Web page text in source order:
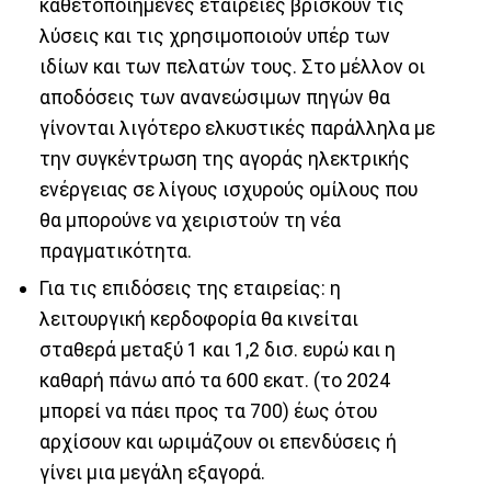
καθετοποιημένες εταιρείες βρίσκουν τις
λύσεις και τις χρησιμοποιούν υπέρ των
ιδίων και των πελατών τους. Στο μέλλον οι
αποδόσεις των ανανεώσιμων πηγών θα
γίνονται λιγότερο ελκυστικές παράλληλα με
την συγκέντρωση της αγοράς ηλεκτρικής
ενέργειας σε λίγους ισχυρούς ομίλους που
θα μπορούνε να χειριστούν τη νέα
πραγματικότητα.
Για τις επιδόσεις της εταιρείας: η
λειτουργική κερδοφορία θα κινείται
σταθερά μεταξύ 1 και 1,2 δισ. ευρώ και η
καθαρή πάνω από τα 600 εκατ. (το 2024
μπορεί να πάει προς τα 700) έως ότου
αρχίσουν και ωριμάζουν οι επενδύσεις ή
γίνει μια μεγάλη εξαγορά.